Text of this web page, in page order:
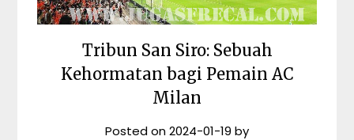
Tribun San Siro: Sebuah
Kehormatan bagi Pemain AC
Milan
Posted on2024-01-19 by